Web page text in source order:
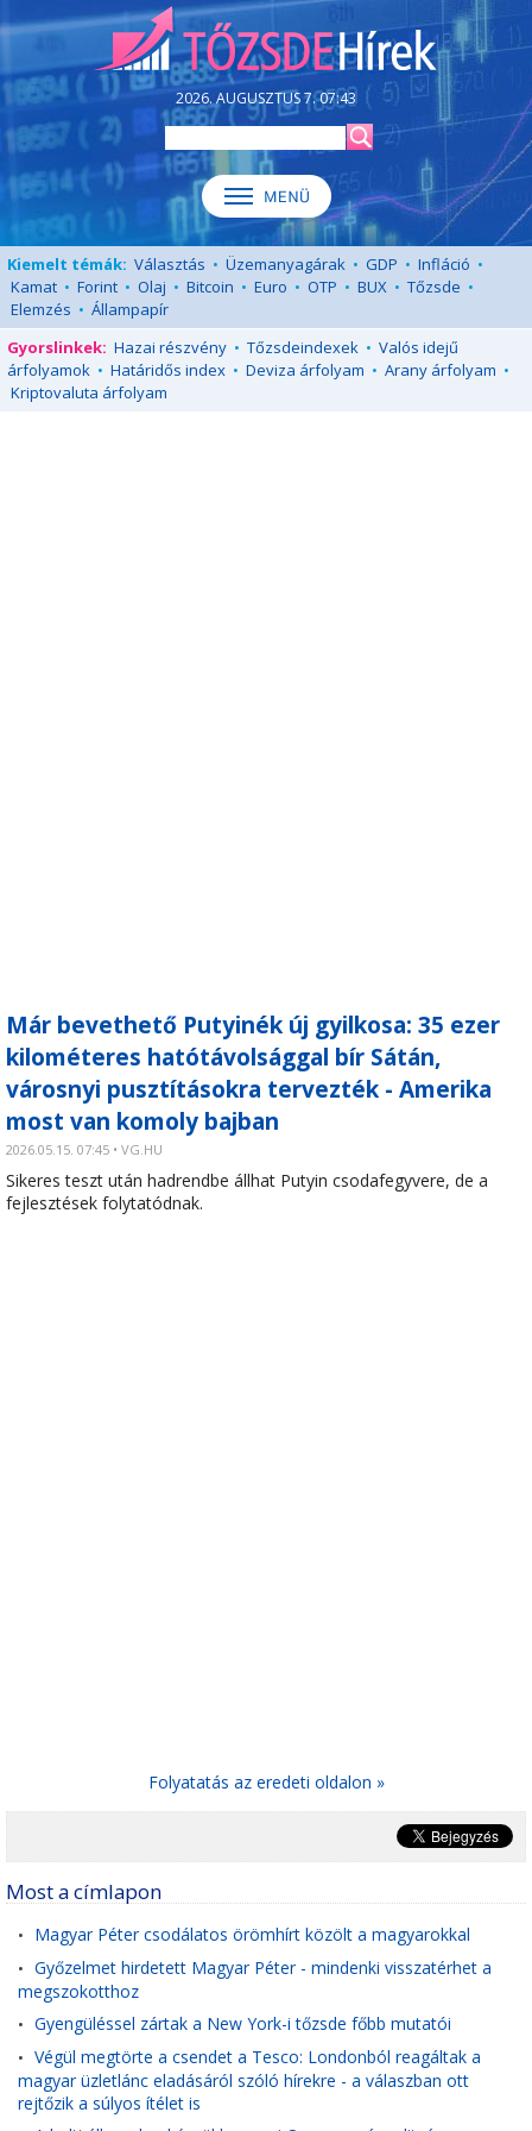
2026. AUGUSZTUS 7. 07:43
Kiemelt témák: Választás • Üzemanyagárak • GDP • Infláció •
Kamat • Forint • Olaj • Bitcoin • Euro • OTP • BUX • Tőzsde •
Elemzés • Állampapír
Gyorslinkek: Hazai részvény • Tőzsdeindexek • Valós idejű
árfolyamok • Határidős index • Deviza árfolyam • Arany árfolyam •
Kriptovaluta árfolyam
Már bevethető Putyinék új gyilkosa: 35 ezer
kilométeres hatótávolsággal bír Sátán,
városnyi pusztításokra tervezték - Amerika
most van komoly bajban
2026.05.15. 07:45 • VG.HU
Sikeres teszt után hadrendbe állhat Putyin csodafegyvere, de a
fejlesztések folytatódnak.
Folyatatás az eredeti oldalon »
Most a címlapon
• Magyar Péter csodálatos örömhírt közölt a magyarokkal
• Győzelmet hirdetett Magyar Péter - mindenki visszatérhet a
megszokotthoz
• Gyengüléssel zártak a New York-i tőzsde főbb mutatói
• Végül megtörte a csendet a Tesco: Londonból reagáltak a
magyar üzletlánc eladásáról szóló hírekre - a válaszban ott
rejtőzik a súlyos ítélet is